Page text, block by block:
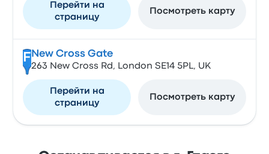
Перейти на
страницу
Посмотреть карту
F New Cross Gate
263 New Cross Rd, London SE14 5PL, UK
Перейти на
страницу
Посмотреть карту